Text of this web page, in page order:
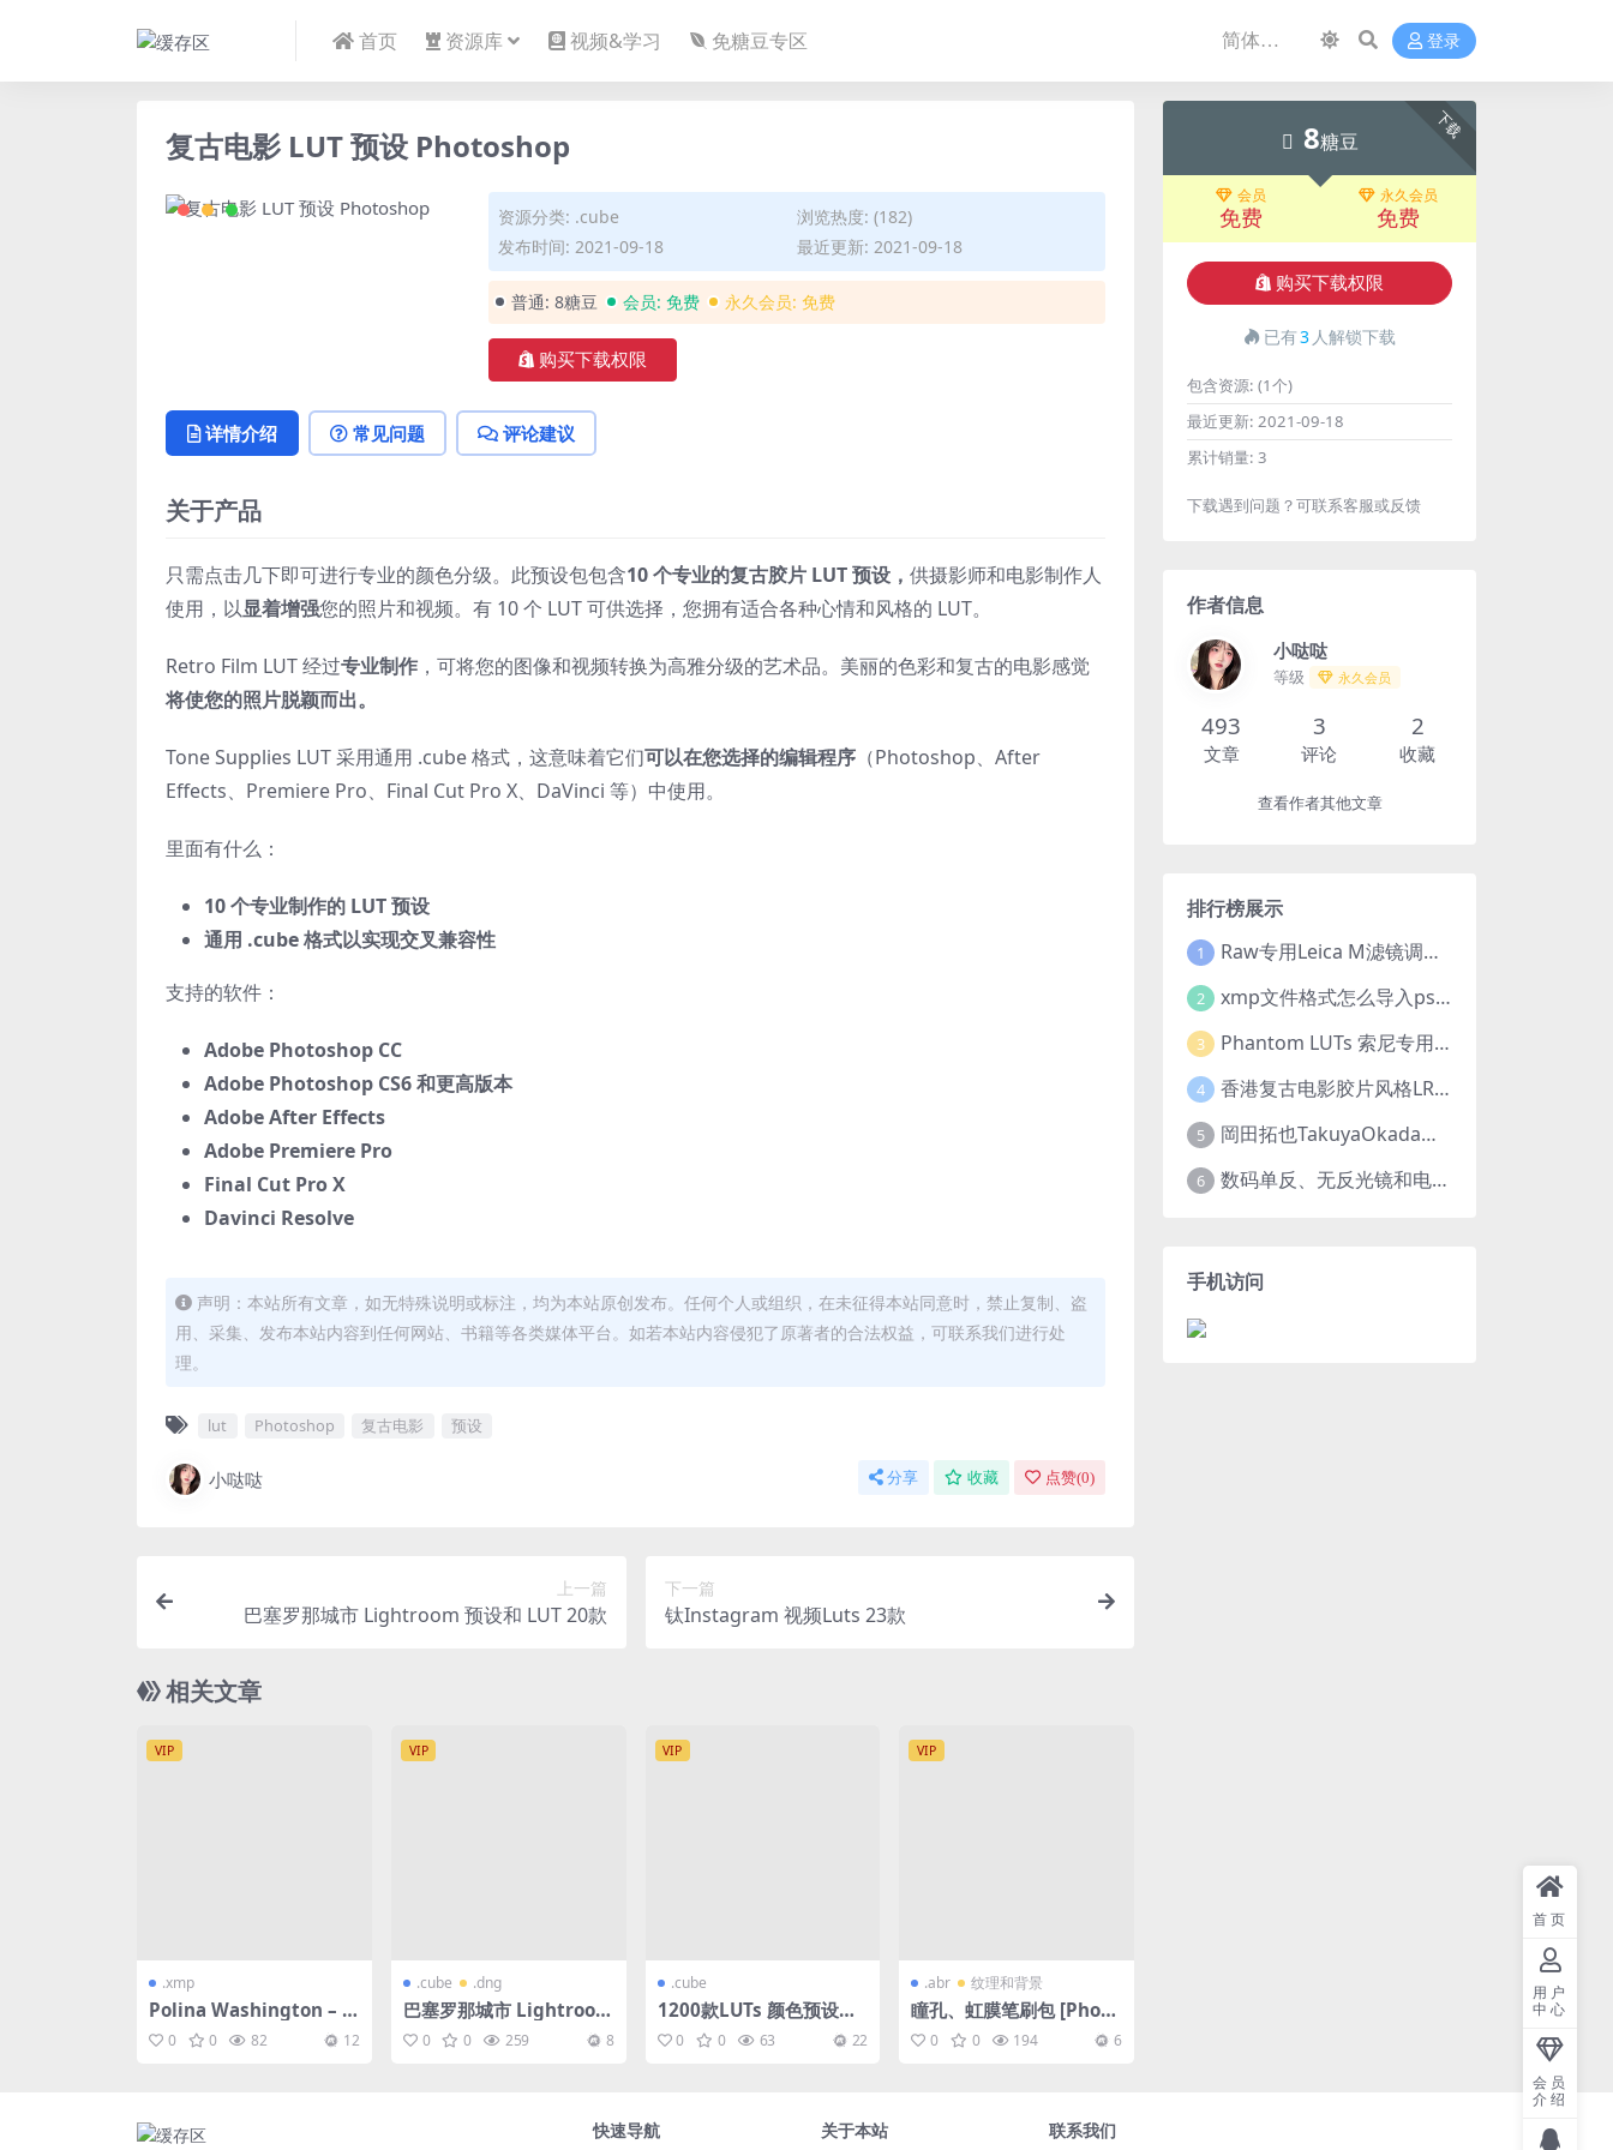
首页 资源库 视频&学习 免糖豆专区 登录
复古电影 LUT 预设 Photoshop
资源分类: .cube
浏览热度: (182)
发布时间: 2021-09-18
最近更新: 2021-09-18
普通: 8糖豆 会员: 免费 永久会员: 免费
购买下载权限
详情介绍 常见问题 评论建议
关于产品
只需点击几下即可进行专业的颜色分级。此预设包包含10 个专业的复古胶片 LUT 预设， 供摄影师和电影制作人
使用，以显着增强您的照片和视频。有 10 个 LUT 可供选择，您拥有适合各种心情和风格的 LUT。
Retro Film LUT 经过专业制作 ，可将您的图像和视频转换为高雅分级的艺术品。美丽的色彩和复古的电影感觉
将使您的照片脱颖而出。
Tone Supplies LUT 采用通用 .cube 格式，这意味着它们可以在您选择的编辑程序 （Photoshop、After
Effects、Premiere Pro、Final Cut Pro X、DaVinci 等）中使用。
里面有什么：
10 个专业制作的 LUT 预设
通用 .cube 格式以实现交叉兼容性
支持的软件：
Adobe Photoshop CC
Adobe Photoshop CS6 和更高版本
Adobe After Effects
Adobe Premiere Pro
Final Cut Pro X
Davinci Resolve
声明：本站所有文章，如无特殊说明或标注，均为本站原创发布。任何个人或组织，在未征得本站同意时，禁止复制、盗
用、采集、发布本站内容到任何网站、书籍等各类媒体平台。如若本站内容侵犯了原著者的合法权益，可联系我们进行处
理。
lut Photoshop 复古电影 预设
小哒哒 分享 收藏 点赞(0)
上一篇
巴塞罗那城市 Lightroom 预设和 LUT 20款
下一篇
钛Instagram 视频Luts 23款
相关文章
VIP
.xmp
Polina Washington – P
W CREATIVE PACK / LR
创意预设包[含视频教程]
0 0 82 12
VIP
.cube .dng
巴塞罗那城市 Lightroom
预设和 LUT 20款
0 0 259 8
VIP
.cube
1200款LUTs 颜色预设包
| 电影视觉
0 0 63 22
VIP
.abr 纹理和背景
瞳孔、虹膜笔刷包 [Photo
shop/Procreate/Medib
ang]
0 0 194 6
下载
8糖豆
会员
免费
永久会员
免费
购买下载权限
已有3 人解锁下载
包含资源: (1个)
最近更新: 2021-09-18
累计销量: 3
下载遇到问题？可联系客服或反馈
作者信息
小哒哒
等级 永久会员
493
文章
3
评论
2
收藏
查看作者其他文章
排行榜展示
1 Raw专用Leica M滤镜调色高级预设合集
2 xmp文件格式怎么导入ps?Adobe Camera Raw预设导入方法,ACR预设安装教程xmp文件格式怎么导入ps
3 Phantom LUTs 索尼专用 | A7S III | G7 ARRI/G6 FILM (2023最新版本)
4 香港复古电影胶片风格LR预设王家卫风调色 滤镜支持PR/PS/FCPX/达芬奇/AE/LUT
5 岡田拓也TakuyaOkada日系小清新INS人像LR预设PR/PS/AE/FCPX/LUT预设 LR100001
6 数码单反、无反光镜和电影摄影机的最佳摄影机设置
手机访问
快速导航 关于本站 联系我们
首页
用户
中心
会员
介绍